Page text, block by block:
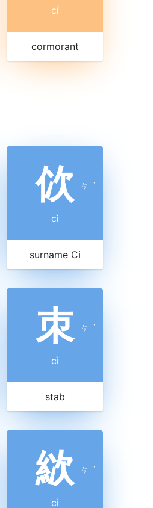
cí
cormorant
佽 ㄘ ˋ
cì
surname Ci
朿 ㄘ ˋ
cì
stab
絘 ㄘ ˋ
cì